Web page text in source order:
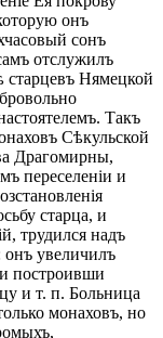
онъ
сонъ
отслужилъ
старцевъ Нямецкой
Такъ
Сѣкульской
Драгомирны,
переселеніи и
старца, и
трудился надъ
онъ увеличилъ
построивши
и т. п. Больница
монаховъ, но